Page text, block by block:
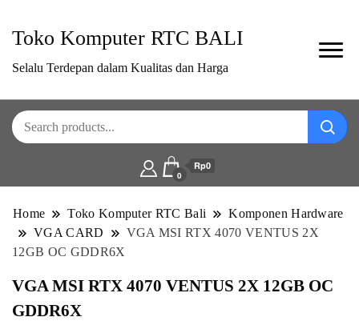
Toko Komputer RTC BALI
Selalu Terdepan dalam Kualitas dan Harga
0
Rp0
Home Toko Komputer RTC Bali
Komponen Hardware
VGA CARD
VGA MSI RTX 4070 VENTUS 2X
12GB OC GDDR6X
VGA MSI RTX 4070 VENTUS 2X 12GB OC
GDDR6X